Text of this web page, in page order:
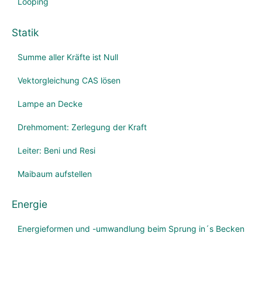
Statik
Summe aller Kräfte ist Null
Vektorgleichung CAS lösen
Lampe an Decke
Drehmoment: Zerlegung der Kraft
Leiter: Beni und Resi
Maibaum aufstellen
Energie
Energieformen und -umwandlung beim Sprung in´s Becken